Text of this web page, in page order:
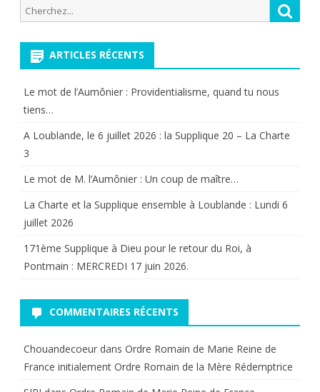
Recherche
pour:
ARTICLES RÉCENTS
Le mot de l’Aumônier : Providentialisme, quand tu nous
tiens…
A Loublande, le 6 juillet 2026 : la Supplique 20 – La Charte
3
Le mot de M. l’Aumônier : Un coup de maître…
La Charte et la Supplique ensemble à Loublande : Lundi 6
juillet 2026
171ème Supplique à Dieu pour le retour du Roi, à
Pontmain : MERCREDI 17 juin 2026.
COMMENTAIRES RÉCENTS
Chouandecoeur dans Ordre Romain de Marie Reine de
France initialement Ordre Romain de la Mère Rédemptrice